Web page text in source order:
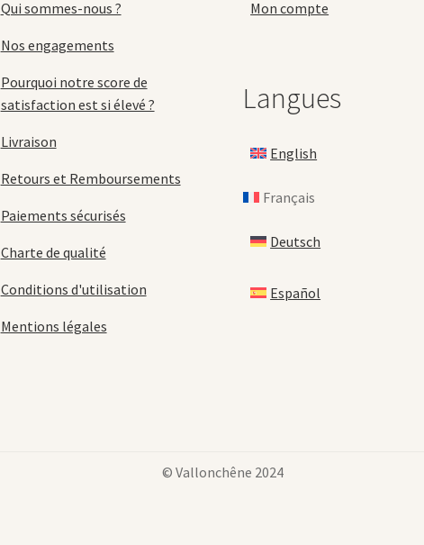
Qui sommes-nous ?
Nos engagements
Pourquoi notre score de
satisfaction est si élevé ?
Livraison
Retours et Remboursements
Paiements sécurisés
Charte de qualité
Conditions d'utilisation
Mentions légales
Mon compte
Langues
English
Français
Deutsch
Español
© Vallonchêne 2024